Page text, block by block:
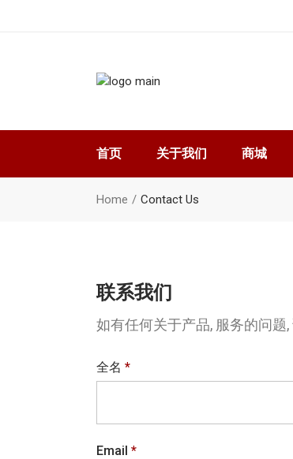
首页 关于我们 商城
Home Contact Us
联系我们
如有任何关于产品, 服务的问题
全名 *
Email *